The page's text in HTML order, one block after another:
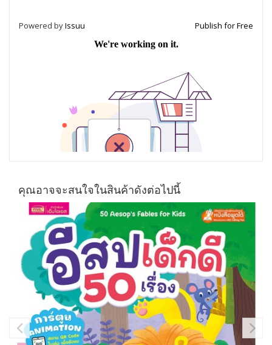
Powered byIssuu Publish for Free
คุณอาจจะสนใจในสินค้าดังต่อไปนี้